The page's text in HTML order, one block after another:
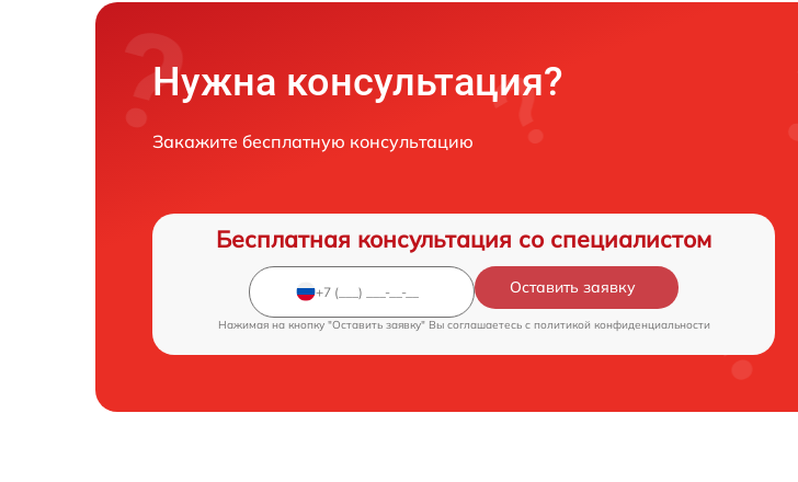
Нужна консультация?
Закажите бесплатную консультацию
Бесплатная консультация со специалистом
Оставить заявку
Нажимая на кнопку "Оставить заявку" Вы соглашаетесь c политикой конфиденциальности